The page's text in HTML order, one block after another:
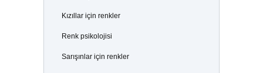
Kızıllar için renkler
Renk psikolojisi
Sarışınlar için renkler